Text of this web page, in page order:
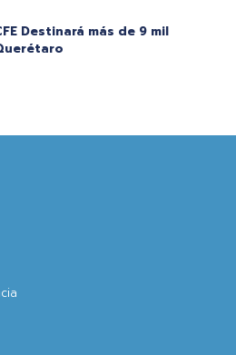
Destinará más de 9 mil